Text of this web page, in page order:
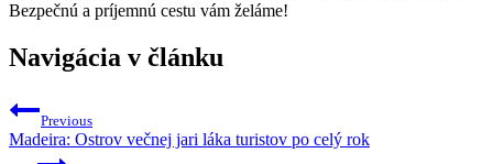
Bezpečnú a príjemnú cestu vám želáme!
Navigácia v článku
Previous
Madeira: Ostrov večnej jari láka turistov po celý rok